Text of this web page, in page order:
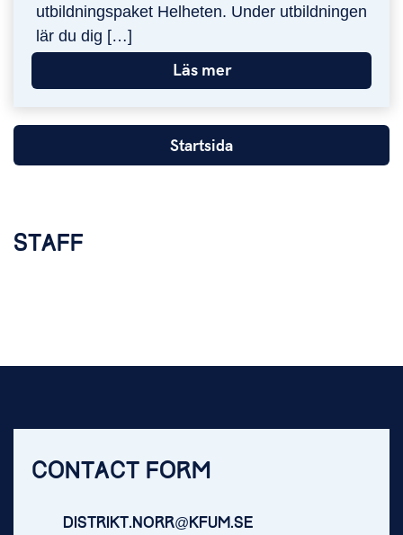
utbildningspaket Helheten. Under utbildningen
lär du dig […]
Läs mer
Startsida
STAFF
CONTACT FORM
DISTRIKT.NORR@KFUM.SE